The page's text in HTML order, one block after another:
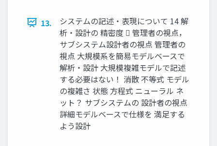
13.
システムの記述・表現について 14 解
析・設計の 精密度  管理者の視点，
サブシステム設計者の視点 管理者の
視点 大規模系を簡易モデルベースで
解析・設計 大規模複雑モデルで記述
する必要はない！ 消散 不等式 モデル
の複雑さ 状態 方程式 ニューラル ネ
ット？ サブシステムの 設計者の視点
詳細モデルベースで仕様を 満足する
よう設計